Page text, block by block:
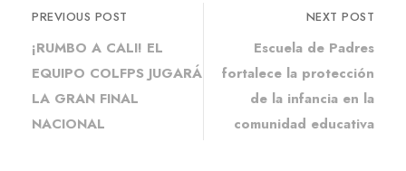
PREVIOUS POST
¡RUMBO A CALI! EL
EQUIPO COLFPS JUGARÁ
LA GRAN FINAL
NACIONAL
NEXT POST
Escuela de Padres
fortalece la protección
de la infancia en la
comunidad educativa